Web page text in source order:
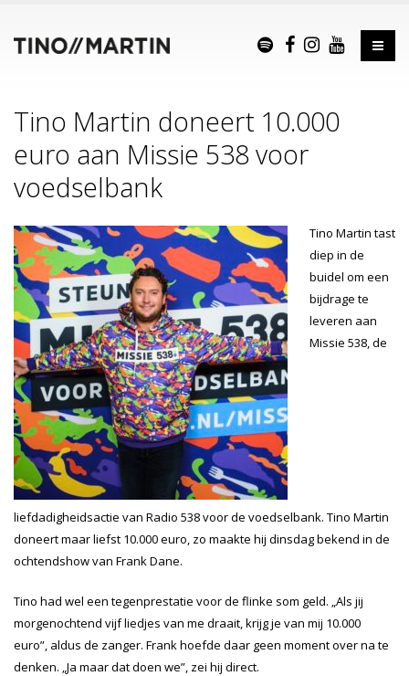
Tino Martin doneert 10.000
euro aan Missie 538 voor
voedselbank
Tino Martin tast
diep in de
buidel om een
bijdrage te
leveren aan
Missie 538, de
liefdadigheidsactie van Radio 538 voor de voedselbank. Tino Martin
doneert maar liefst 10.000 euro, zo maakte hij dinsdag bekend in de
ochtendshow van Frank Dane.
Tino had wel een tegenprestatie voor de flinke som geld. „Als jij
morgenochtend vijf liedjes van me draait, krijg je van mij 10.000
euro”, aldus de zanger. Frank hoefde daar geen moment over na te
denken. „Ja maar dat doen we”, zei hij direct.